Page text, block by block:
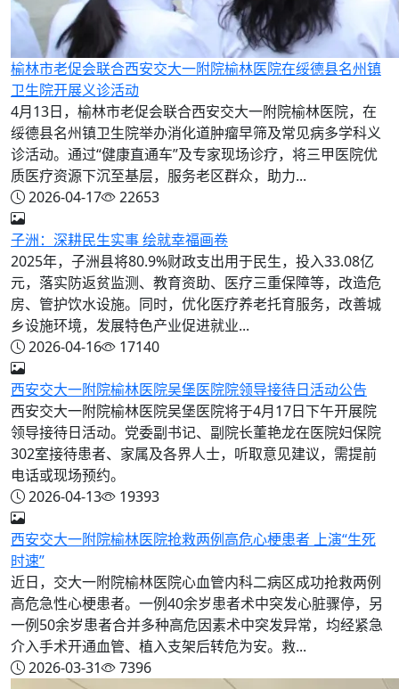
榆林市老促会联合西安交大一附院榆林医院在绥德县名州镇
卫生院开展义诊活动
4月13日，榆林市老促会联合西安交大一附院榆林医院，在
绥德县名州镇卫生院举办消化道肿瘤早筛及常见病多学科义
诊活动。通过“健康直通车”及专家现场诊疗，将三甲医院优
质医疗资源下沉至基层，服务老区群众，助力...
2026-04-17
22653
子洲：深耕民生实事 绘就幸福画卷
2025年，子洲县将80.9%财政支出用于民生，投入33.08亿
元，落实防返贫监测、教育资助、医疗三重保障等，改造危
房、管护饮水设施。同时，优化医疗养老托育服务，改善城
乡设施环境，发展特色产业促进就业...
2026-04-16
17140
西安交大一附院榆林医院吴堡医院院领导接待日活动公告
西安交大一附院榆林医院吴堡医院将于4月17日下午开展院
领导接待日活动。党委副书记、副院长董艳龙在医院妇保院
302室接待患者、家属及各界人士，听取意见建议，需提前
电话或现场预约。
2026-04-13
19393
西安交大一附院榆林医院抢救两例高危心梗患者 上演“生死
时速”
近日，交大一附院榆林医院心血管内科二病区成功抢救两例
高危急性心梗患者。一例40余岁患者术中突发心脏骤停，另
一例50余岁患者合并多种高危因素术中突发异常，均经紧急
介入手术开通血管、植入支架后转危为安。救...
2026-03-31
7396